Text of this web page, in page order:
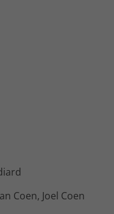
Coen, Joel Coen